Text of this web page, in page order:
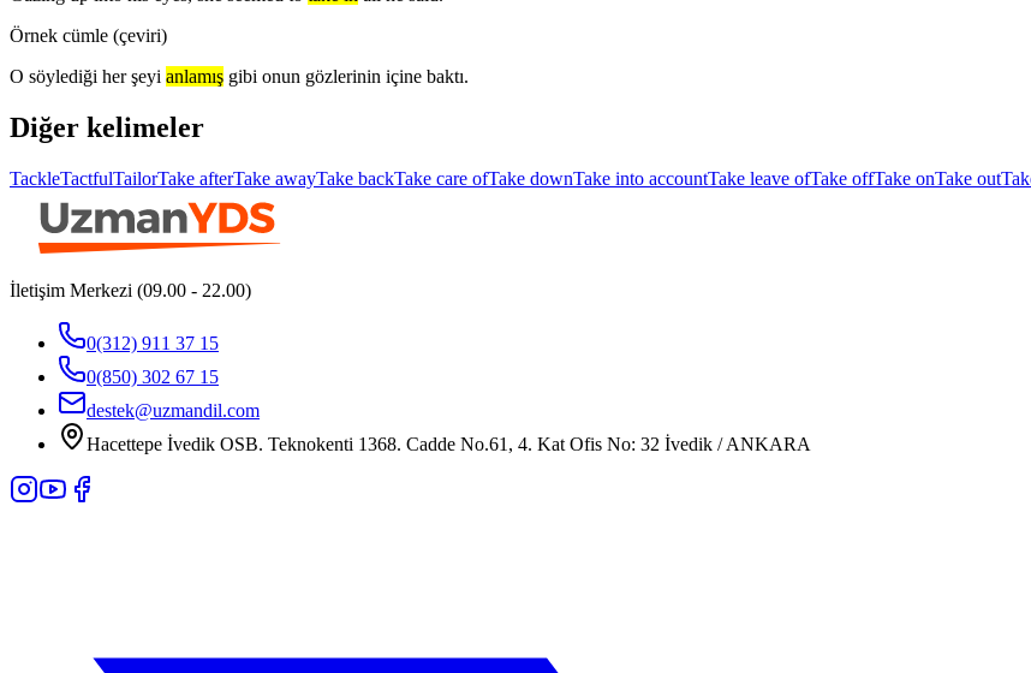
Örnek cümle (çeviri)
O söylediği her şeyi anlamış gibi onun gözlerinin içine baktı.
Diğer kelimeler
TackleTactfulTailorTake afterTake awayTake backTake care ofTake downTake into accountTake leave ofTake offTake onTake out
İletişim Merkezi (09.00 - 22.00)
0(312) 911 37 15
0(850) 302 67 15
destek@uzmandil.com
Hacettepe İvedik OSB. Teknokenti 1368. Cadde No.61, 4. Kat Ofis No: 32 İvedik / ANKARA